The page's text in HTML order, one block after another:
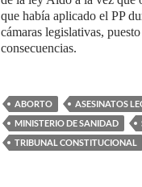
que había aplicado el PP
cámaras legislativas,
consecuencias.
ABORTO ASESINATOS
MINISTERIO DE SANIDAD
TRIBUNAL CONSTITUCIONAL